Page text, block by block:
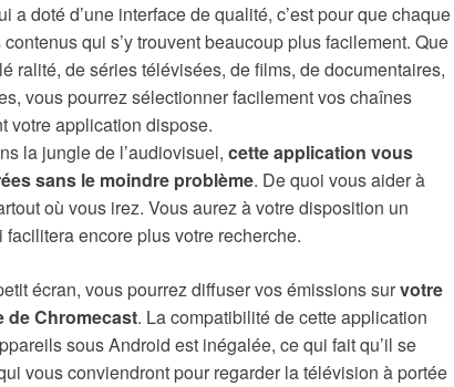
a doté d’une interface de qualité, c’est pour que chaque
qui s’y trouvent beaucoup plus facilement. Que
ralité, de séries télévisées, de films, de documentaires,
vous pourrez sélectionner facilement vos chaînes
votre application dispose.
la jungle de l’audiovisuel, cette application vous
sans le moindre problème. De quoi vous aider à
où vous irez. Vous aurez à votre disposition un
encore plus votre recherche.
écran, vous pourrez diffuser vos émissions survotre
de Chromecast. La compatibilité de cette application
sous Android est inégalée, ce qui fait qu’il se
vous conviendront pour regarder la télévision à portée